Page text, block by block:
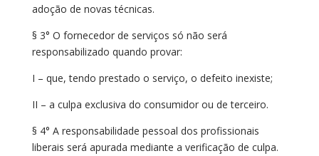
adoção de novas técnicas.
§ 3° O fornecedor de serviços só não será
responsabilizado quando provar:
I – que, tendo prestado o serviço, o defeito inexiste;
II – a culpa exclusiva do consumidor ou de terceiro.
§ 4° A responsabilidade pessoal dos profissionais
liberais será apurada mediante a verificação de culpa.